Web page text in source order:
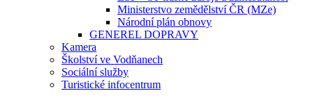
Ministerstvo zemědělství ČR (MZe)
Národní plán obnovy
GENEREL DOPRAVY
Kamera
Školství ve Vodňanech
Sociální služby
Turistické infocentrum